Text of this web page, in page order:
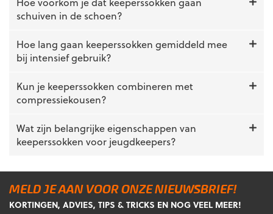
schuiven in de schoen?
Hoe lang gaan keeperssokken gemiddeld mee
bij intensief gebruik?
Kun je keeperssokken combineren met
compressiekousen?
Wat zijn belangrijke eigenschappen van
keeperssokken voor jeugdkeepers?
MELD JE AAN VOOR ONZE NIEUWSBRIEF!
KORTINGEN, ADVIES, TIPS & TRICKS EN NOG VEEL MEER!